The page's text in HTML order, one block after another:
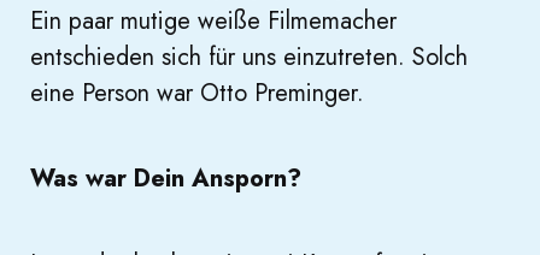
Ein paar mutige weiße Filmemacher
entschieden sich für uns einzutreten. Solch
eine Person war Otto Preminger.
Was war Dein Ansporn?